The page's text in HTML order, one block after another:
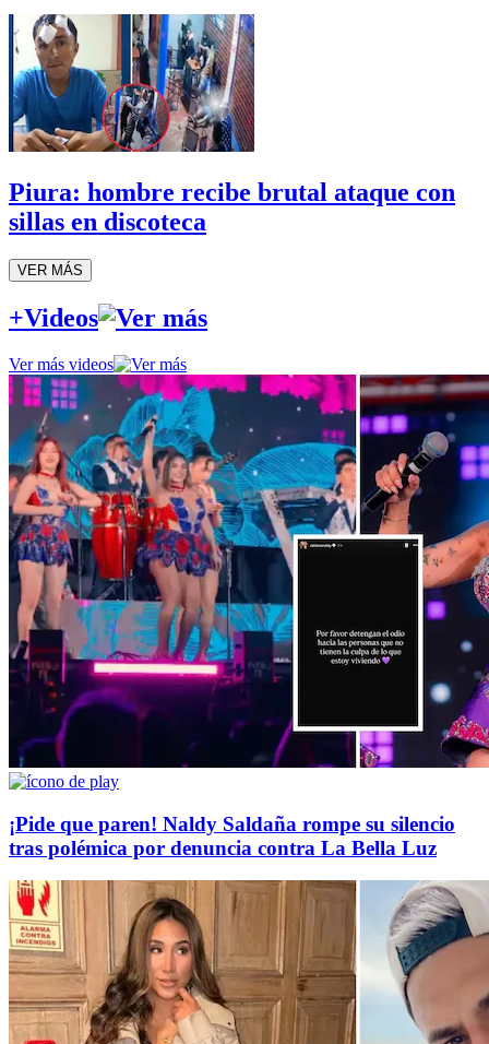
Piura: hombre recibe brutal ataque con
sillas en discoteca
VER MÁS
+Videos
Ver más videos
¡Pide que paren! Naldy Saldaña rompe su silencio
tras polémica por denuncia contra La Bella Luz